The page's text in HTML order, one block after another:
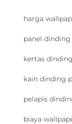
harga
panel
kertas
kain dinding
pelapis
biaya